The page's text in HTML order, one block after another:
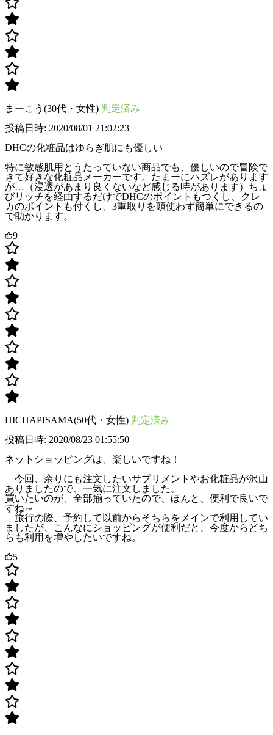
まーこう(30代・女性) 判定済み
投稿日時: 2020/08/01 21:02:23
DHCの化粧品はゆらぎ肌にも優しい
特に敏感肌用とうたっていない商品でも、優しいので冒険で
きて好きな化粧品メーカーです。たまーにハズレがあります
が…（浸透があまり良くないなど感じる時があります）ちょ
びリッチを経由するだけでDHCのポイントもつくし、クレ
カのポイントも付くし、3重取りを頭使わず簡単にできるの
で助かります。
9
HICHAPISAMA(50代・女性) 判定済み
投稿日時: 2020/08/23 01:55:50
ネットショッピングは、楽しいですね！
今回、余りにも注文したいサプリメントやお化粧品が沢山
ありましたので、一気に注文しました。
買いたいのが、全部揃っていたので、ほんと、便利で良いで
すね～
旅行の際、予約して以前からそちらをメインで利用してい
ましたが、こんなにショッピングが便利だと、今度からどち
らも利用を増やしたいですね。
5